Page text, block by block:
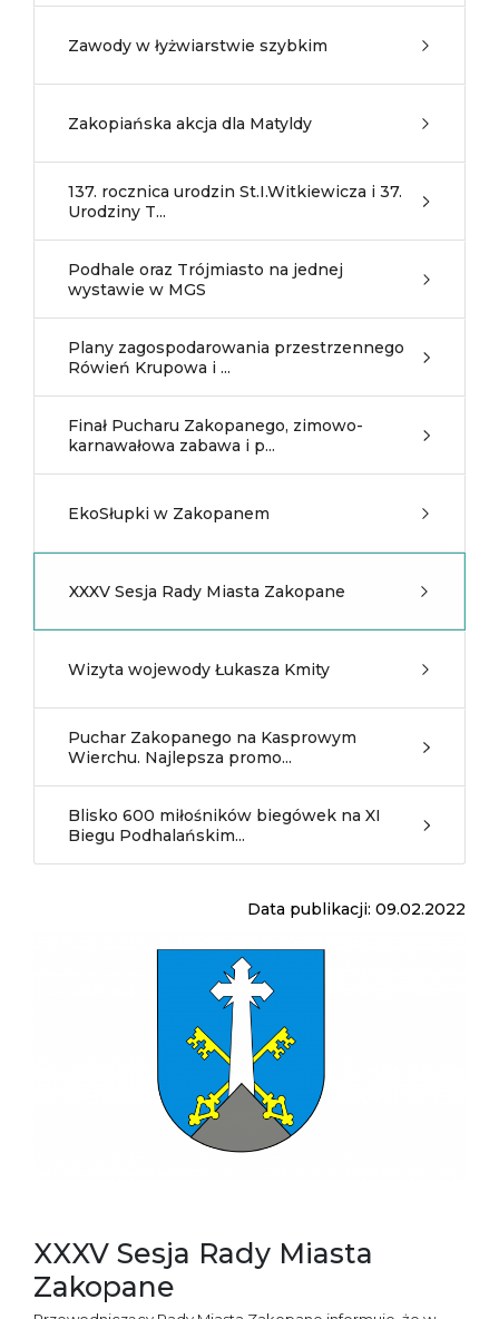
Zawody w łyżwiarstwie szybkim
Zakopiańska akcja dla Matyldy
137. rocznica urodzin St.I.Witkiewicza i 37.
Urodziny T...
Podhale oraz Trójmiasto na jednej
wystawie w MGS
Plany zagospodarowania przestrzennego
Rówień Krupowa i ...
Finał Pucharu Zakopanego, zimowo-
karnawałowa zabawa i p...
EkoSłupki w Zakopanem
XXXV Sesja Rady Miasta Zakopane
Wizyta wojewody Łukasza Kmity
Puchar Zakopanego na Kasprowym
Wierchu. Najlepsza promo...
Blisko 600 miłośników biegówek na XI
Biegu Podhalańskim...
Data publikacji: 09.02.2022
XXXV Sesja Rady Miasta
Zakopane